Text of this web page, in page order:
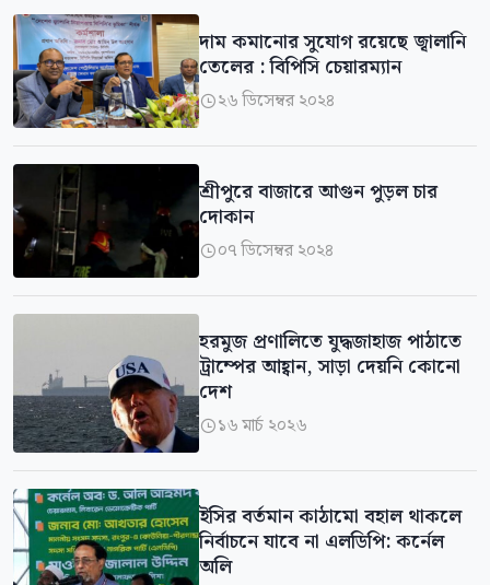
দাম কমানোর সুযোগ রয়েছে জ্বালানি
তেলের : বিপিসি চেয়ারম্যান
২৬ ডিসেম্বর ২০২৪
শ্রীপুরে বাজারে আগুন পুড়ল চার
দোকান
০৭ ডিসেম্বর ২০২৪
হরমুজ প্রণালিতে যুদ্ধজাহাজ পাঠাতে
ট্রাম্পের আহ্বান, সাড়া দেয়নি কোনো
দেশ
১৬ মার্চ ২০২৬
ইসির বর্তমান কাঠামো বহাল থাকলে
নির্বাচনে যাবে না এলডিপি: কর্নেল
অলি